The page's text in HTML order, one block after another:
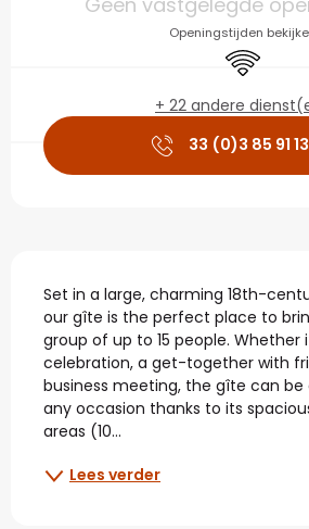
Openingstijden
Wifi
+ 22 andere
33 (0)3 85 91 13
Beschrijving
Set in a large, charming 18th-
our gîte is the perfect place to
group of up to 15 people. Whether
celebration, a get-together with
business meeting, the gîte can
any occasion thanks to its
areas (10...
Lees verder